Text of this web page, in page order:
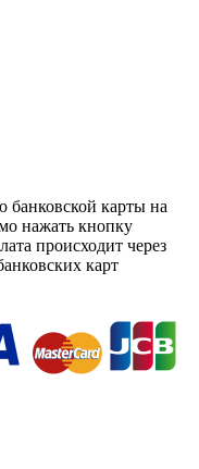
карты на
нажать кнопку
происходит через
карт